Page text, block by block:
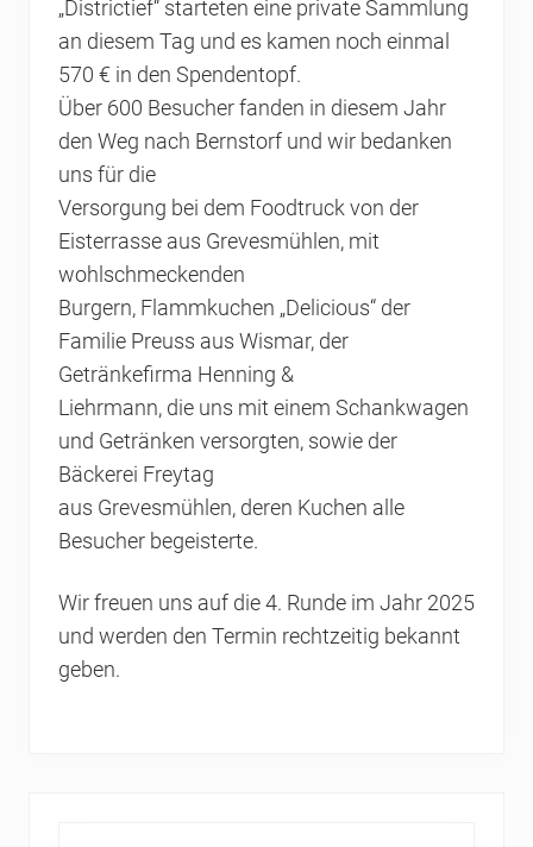
„Districtief“ starteten eine private Sammlung
an diesem Tag und es kamen noch einmal
570 € in den Spendentopf.
Über 600 Besucher fanden in diesem Jahr
den Weg nach Bernstorf und wir bedanken
uns für die
Versorgung bei dem Foodtruck von der
Eisterrasse aus Grevesmühlen, mit
wohlschmeckenden
Burgern, Flammkuchen „Delicious“ der
Familie Preuss aus Wismar, der
Getränkefirma Henning &
Liehrmann, die uns mit einem Schankwagen
und Getränken versorgten, sowie der
Bäckerei Freytag
aus Grevesmühlen, deren Kuchen alle
Besucher begeisterte.
Wir freuen uns auf die 4. Runde im Jahr 2025
und werden den Termin rechtzeitig bekannt
geben.